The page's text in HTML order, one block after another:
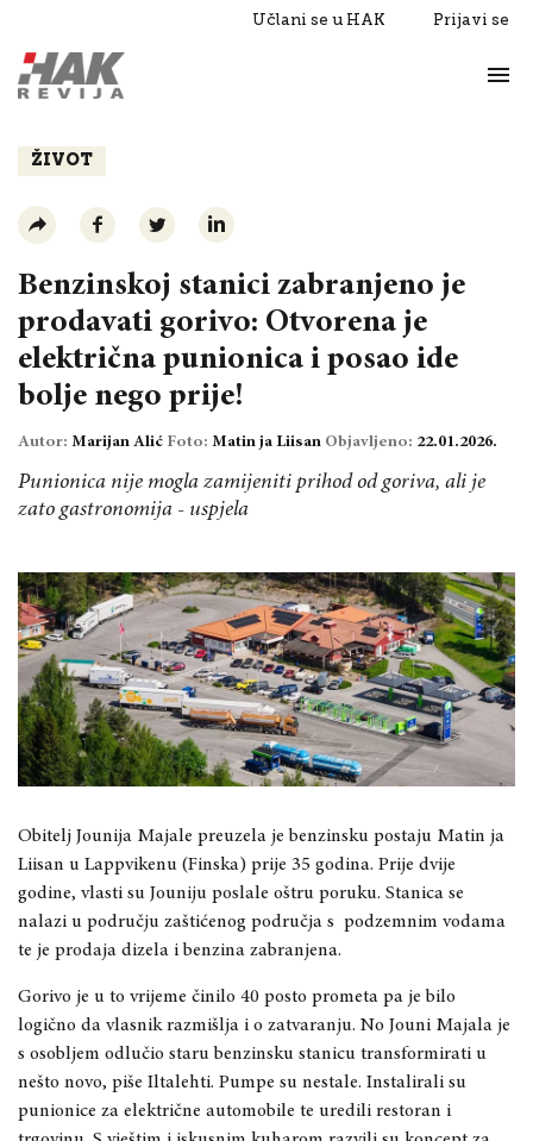
Učlani se u HAK Prijavi se
Razgovori
ŽIVOT
Benzinskoj stanici zabranjeno je
prodavati gorivo: Otvorena je
električna punionica i posao ide
bolje nego prije!
Autor: Marijan Alić Foto: Matin ja Liisan Objavljeno: 22.01.2026.
Punionica nije mogla zamijeniti prihod od goriva, ali je
zato gastronomija - uspjela
Obitelj Jounija Majale preuzela je benzinsku postaju Matin ja
Liisan u Lappvikenu (Finska) prije 35 godina. Prije dvije
godine, vlasti su Jouniju poslale oštru poruku. Stanica se
nalazi u području zaštićenog područja s podzemnim vodama
te je prodaja dizela i benzina zabranjena.
Gorivo je u to vrijeme činilo 40 posto prometa pa je bilo
logično da vlasnik razmišlja i o zatvaranju. No Jouni Majala je
s osobljem odlučio staru benzinsku stanicu transformirati u
nešto novo, piše Iltalehti. Pumpe su nestale. Instalirali su
punionice za električne automobile te uredili restoran i